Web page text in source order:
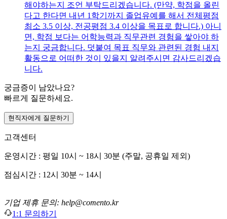
해야하는지 조언 부탁드리겠습니다. (만약, 학점을 올린
다고 한다면 내년 1학기까지 졸업유예를 해서 전체평점
최소 3.5 이상, 전공평점 3.4 이상을 목표로 합니다.) 아니
면, 학점 보다는 어학능력과 직무관련 경험을 쌓아야 하
는지 궁금합니다. 덧붙여 목표 직무와 관련된 경험 내지
활동으로 어떠한 것이 있을지 알려주시면 감사드리겠습
니다.
궁금증이 남았나요?
빠르게 질문하세요.
현직자에게 질문하기
고객센터
운영시간 : 평일 10시 ~ 18시 30분 (주말, 공휴일 제외)
점심시간 : 12시 30분 ~ 14시
기업 제휴 문의: help@comento.kr
1:1 문의하기